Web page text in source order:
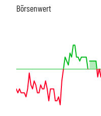
Börsenwert